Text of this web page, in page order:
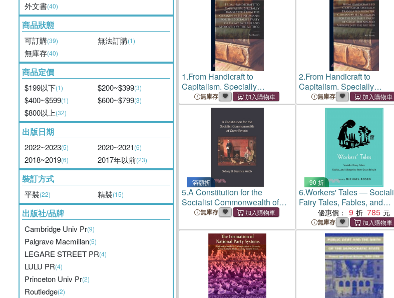
外文書(40)
商品狀態
可訂購(39) 無法訂購(1)
無庫存(40)
商品定價
$199以下(1) $200~$399(3)
$400~$599(1) $600~$799(3)
$800以上(32)
出版日期
2022~2023(5) 2020~2021(6)
2018~2019(6) 2017年以前(23)
裝訂方式
平裝(22) 精裝(15)
出版社/品牌
Cambridge Univ Pr(9)
Palgrave Macmillan(5)
LEGARE STREET PR(4)
LULU PR(4)
Princeton Univ Pr(2)
Routledge(2)
1.From Handicraft to
Capitalism. Specially
Translated From the German
by H.J. Neumann for the
and Approved by the Autho
無庫存
2.From Handicraft to
Capitalism. Specially
Translated From the
by H.J. Neumann for the
Socialist Party of Great
and Approved by the Autho
無庫存
滿額折
5.A Constitution for the
Socialist Commonwealth of
Great Britain
無庫存
90 折
6.Workers' Tales ―
Fairy Tales, Fables, and
Allegories from Great Britain
優惠價： 9 785
無庫存